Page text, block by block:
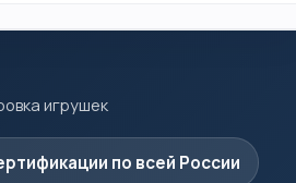
игрушек
по всей России